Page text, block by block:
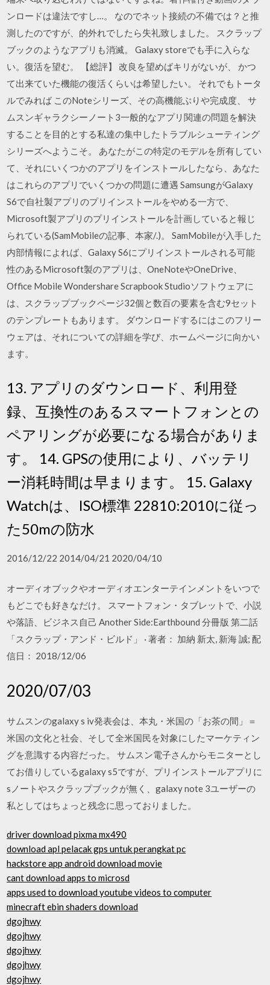
ンロードは違法ですし…。 なのでネット接続の不備では？と推
測したのですが、的外れでしたら失礼致しました。 スクラップ
ブックのようなアプリも消滅。 Galaxy storeでも手に入らな
い。復活を望む。 【総評】 改良を望めばキリがないが、 かつ
て出来ていた機能の復活くらいは希望したい。 それでもトータ
ルでみれば このNoteシリーズ、その高機能ぶりや完成度、 サ
ムスンギャラクシーノート3一般的なアプリ関連の問題を解決
することを目的とする私達の集中したトラブルシューティング
シリーズへようこそ。 あなたがこの特定のモデルを所有してい
て、それにいくつかのアプリをインストールしたなら、あなた
はこれらのアプリでいくつかの問題に遭遇 SamsungがGalaxy
S6で自社製アプリのプリインストールをやめる一方で、
Microsoft製アプリのプリインストールを計画していると報じ
られている(SamMobileの記事、本家/.)。 SamMobileが入手した
内部情報によれば、Galaxy S6にプリインストールされる可能
性のあるMicrosoft製のアプリは、OneNoteやOneDrive、
Office Mobile Wondershare Scrapbook Studioソフトウェアに
は、スクラップブックページ32個と数百の要素を含む9セット
のテンプレートもあります。 ダウンロードするにはこのフリー
ウェアは、それについての詳細を学び、ホームページに向かい
ます。
13. アプリのダウンロード、利用登
録、互換性のあるスマートフォンとの
ペアリングが必要になる場合がありま
す。 14. GPSの使用により、バッテリ
ー消耗時間は早まります。 15. Galaxy
Watchは、ISO標準 22810:2010に従っ
た50mの防水
2016/12/22 2014/04/21 2020/04/10
オーディオブックやオーディオエンターテインメントをいつで
もどこでも好きなだけ。 スマートフォン・タブレットで、小説
や落語、ビジネス自己 Another Side:Earthbound 分冊版 第二話
「スクラップ・アンド・ビルド」 · 著者： 加納 新太, 新海 誠; 配
信日： 2018/12/06
2020/07/03
サムスンのgalaxy s iv発表会は、本丸・米国の「お茶の間」＝
米国の文化と社会、そして全米国民を対象にしたマーケティン
グを意識する内容だった。 サムスン電子さんからモニターとし
てお借りしているgalaxy s5ですが、プリインストールアプリに
sノートやスクラップブックが無く、galaxy note 3ユーザーの
私としてはちょっと残念に思っておりました。
driver download pixma mx490
download apl pelacak gps untuk perangkat pc
hackstore app android download movie
cant download apps to microsd
apps used to download youtube videos to computer
minecraft ebin shaders download
dgojhwy
dgojhwy
dgojhwy
dgojhwy
dgojhwy